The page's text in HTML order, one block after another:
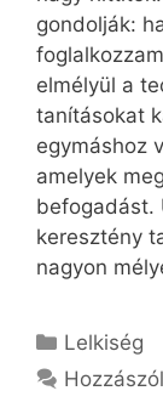
gondolják:
elmélyül a
tanításokat
egymáshoz
amelyek
befogadást.
keresztény
nagyon
Kategória
Lelkiség